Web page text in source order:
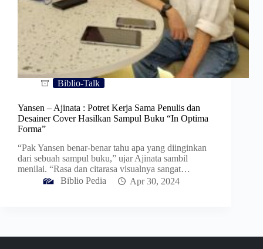
Biblio-Talk
Yansen – Ajinata : Potret Kerja Sama Penulis dan
Desainer Cover Hasilkan Sampul Buku “In Optima
Forma”
“Pak Yansen benar-benar tahu apa yang diinginkan
dari sebuah sampul buku,” ujar Ajinata sambil
menilai. “Rasa dan citarasa visualnya sangat…
Biblio Pedia
Apr 30, 2024